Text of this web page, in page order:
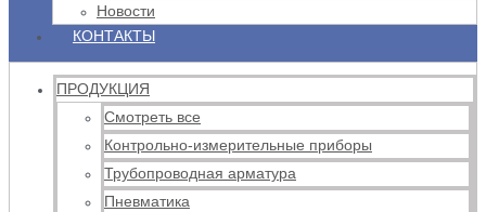
Новости
КОНТАКТЫ
ПРОДУКЦИЯ
Смотреть все
Контрольно-измерительные приборы
Трубопроводная арматура
Пневматика